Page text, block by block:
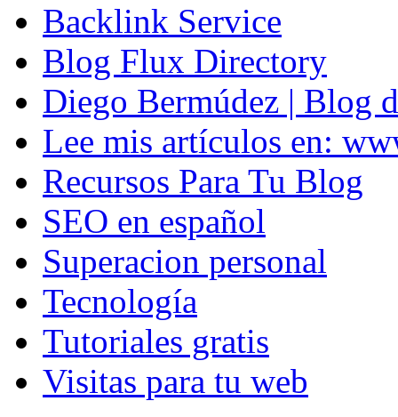
Backlink Service
Blog Flux Directory
Diego Bermúdez | Blog
Lee mis artículos en:
Recursos Para Tu Blog
SEO en español
Superacion personal
Tecnología
Tutoriales gratis
Visitas para tu web